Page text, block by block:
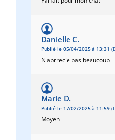
Danielle C.
Publié le 05/04/2025 à 13:31
N aprrecie pas beaucoup
Marie D.
Publié le 17/02/2025 à 11:59
Moyen